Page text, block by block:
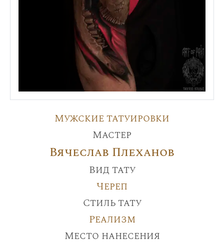
Мужские татуировки
Мастер
Вячеслав Плеханов
Вид тату
Череп
Стиль тату
Реализм
Место нанесения